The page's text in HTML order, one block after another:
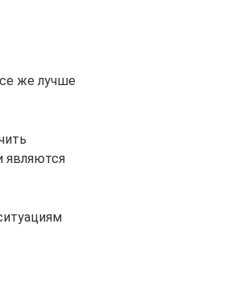
же лучше
являются